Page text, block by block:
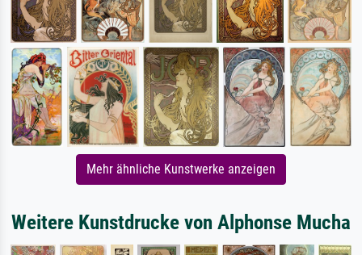
Mehr ähnliche Kunstwerke anzeigen
Weitere Kunstdrucke von Alphonse Mucha